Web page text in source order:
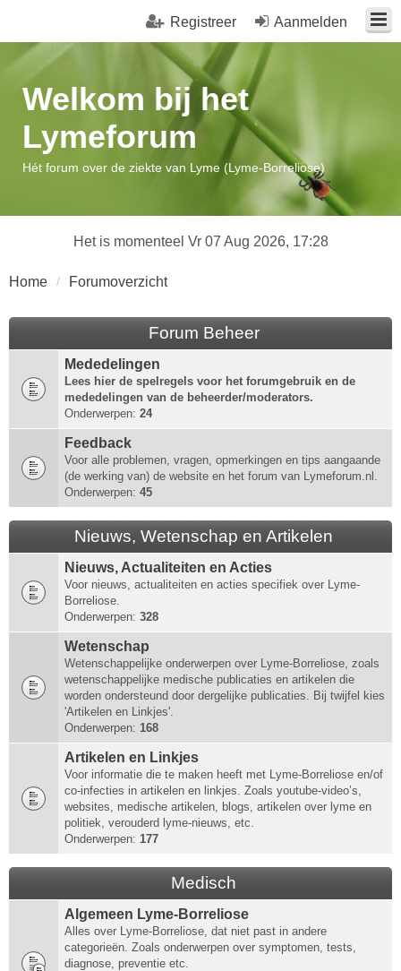
Aanmelden
Registreer
Welkom bij het
Lymeforum
Hét forum over de ziekte van Lyme (Lyme-Borreliose)
Het is momenteel Vr 07 Aug 2026, 17:28
Home Forumoverzicht
Forum Beheer
Mededelingen
Lees hier de spelregels voor het forumgebruik en de
mededelingen van de beheerder/moderators.
Onderwerpen: 24
Feedback
Voor alle problemen, vragen, opmerkingen en tips aangaande
(de werking van) de website en het forum van Lymeforum.nl.
Onderwerpen: 45
Nieuws, Wetenschap en Artikelen
Nieuws, Actualiteiten en Acties
Voor nieuws, actualiteiten en acties specifiek over Lyme-
Borreliose.
Onderwerpen: 328
Wetenschap
Wetenschappelijke onderwerpen over Lyme-Borreliose, zoals
wetenschappelijke medische publicaties en artikelen die
worden ondersteund door dergelijke publicaties. Bij twijfel kies
'Artikelen en Linkjes'.
Onderwerpen: 168
Artikelen en Linkjes
Voor informatie die te maken heeft met Lyme-Borreliose en/of
co-infecties in artikelen en linkjes. Zoals youtube-video’s,
websites, medische artikelen, blogs, artikelen over lyme en
politiek, verouderd lyme-nieuws, etc.
Onderwerpen: 177
Medisch
Algemeen Lyme-Borreliose
Alles over Lyme-Borreliose, dat niet past in andere
categorieën. Zoals onderwerpen over symptomen, tests,
diagnose, preventie etc.